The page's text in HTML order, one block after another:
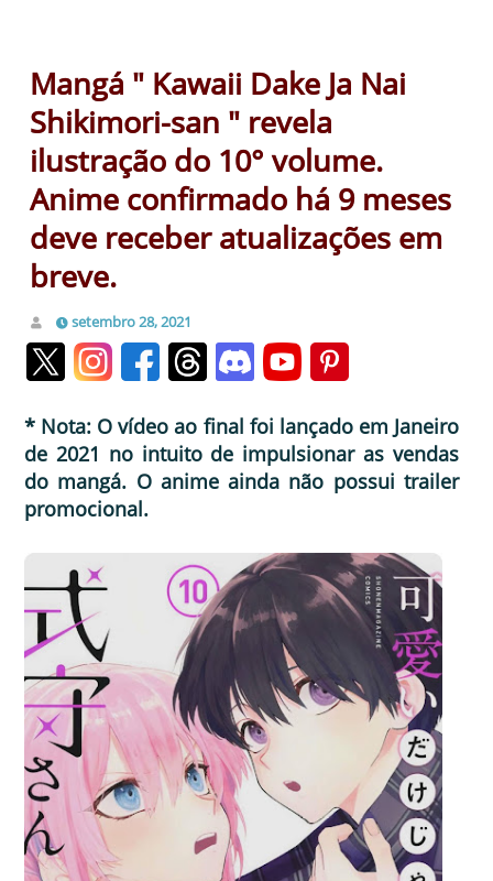
Mangá " Kawaii Dake Ja Nai
Shikimori-san " revela
ilustração do 10° volume.
Anime confirmado há 9 meses
deve receber atualizações em
breve.
setembro 28, 2021
* Nota: O vídeo ao final foi lançado em Janeiro
de 2021 no intuito de impulsionar as vendas
do mangá. O anime ainda não possui trailer
promocional.